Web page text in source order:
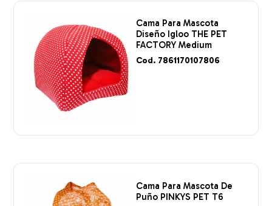
Cama Para Mascota
Diseño Igloo THE PET
FACTORY Medium
Cod. 7861170107806
Cama Para Mascota De
Puño PINKYS PET T6